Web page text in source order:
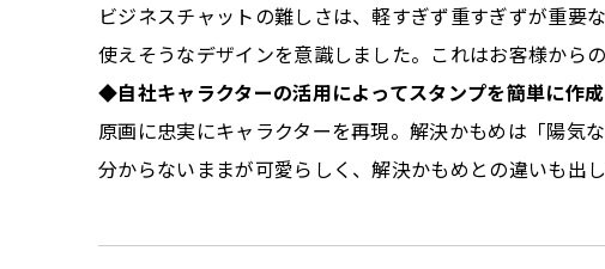
ビジネスチャットの難しさは、軽すぎず重すぎずが重要
使えそうなデザインを意識しました。これはお客様から
◆自社キャラクターの活用によってスタンプを簡単に作成
原画に忠実にキャラクターを再現。解決かもめは「陽気
分からないままが可愛らしく、解決かもめとの違いも出